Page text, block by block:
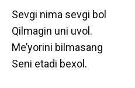
Sevgi nima sevgi bol
Qilmagin uni uvol.
Me’yorini bilmasang
Seni etadi bexol.